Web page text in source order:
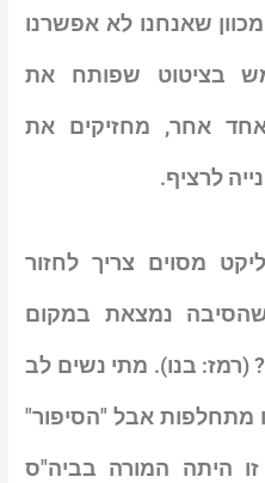
שאנחנו לא אפשרנו
בציטוט שפותח את
אחר, מחזיקים את
לרציף.
מסוים צריך לחזור
שהסיבה נמצאת במקום
(רמז: בנו). מתי נשים לב
מתחלפות אבל "הסיפור"
היתה המורה בביה"ס